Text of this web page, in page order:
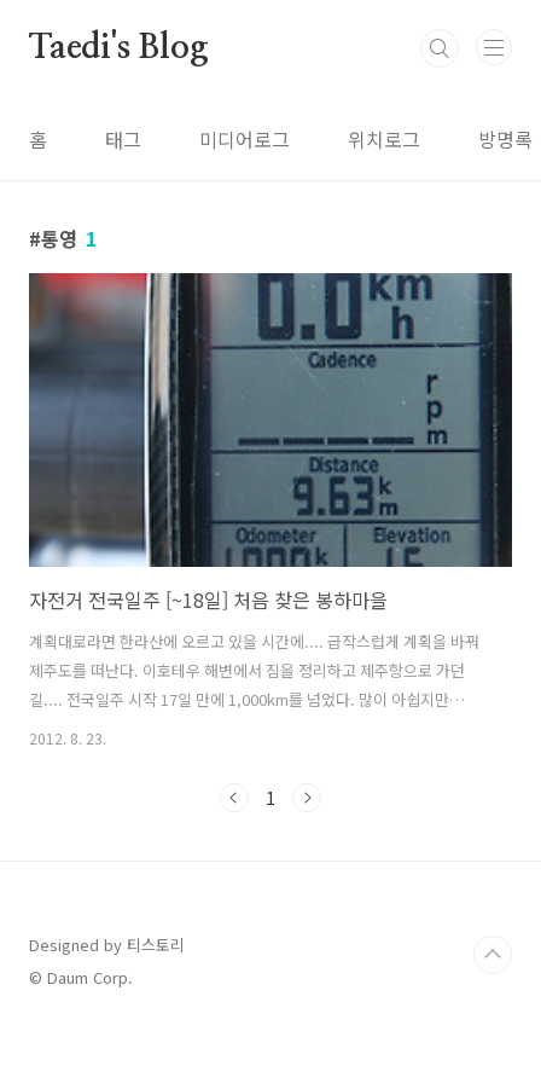
Taedi's Blog
홈 태그 미디어로그 위치로그 방명록
통영 1
자전거 전국일주 [~18일] 처음 찾은 봉하마을
계획대로라면 한라산에 오르고 있을 시간에.... 급작스럽게 계획을 바꿔
제주도를 떠난다. 이호테우 해변에서 짐을 정리하고 제주항으로 가던
길.... 전국일주 시작 17일 만에 1,000km를 넘었다. 많이 아쉽지만
1,100고지를 오르는 소기의 목적을 완수했으니 실망하지 않는다. 동해
매트리스등 야영장비를 모두 우체국 택배를 통해서 집으로 보냈다. 아쉽
2012. 8. 23.
1
Designed by 티스토리
© Daum Corp.